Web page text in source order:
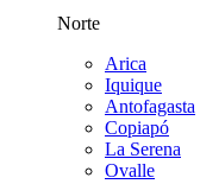
Norte
Arica
Iquique
Antofagasta
Copiapó
La Serena
Ovalle